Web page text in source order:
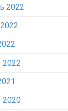
2022
2022
2020